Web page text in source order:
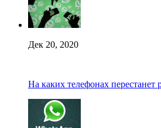
Дек 20, 2020
На каких телефонах перестанет